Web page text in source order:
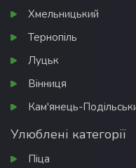
Хмельницький
Тернопіль
Луцьк
Вінниця
Кам'янець-
Улюблені категорії
Піца